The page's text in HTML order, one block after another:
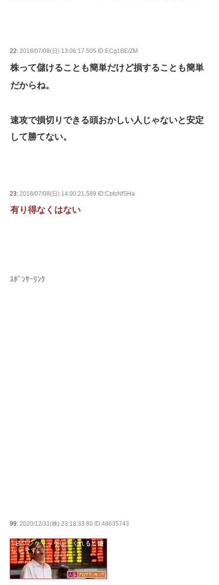
22: 2018/07/08(日) 13:06:17.505 ID:ECg1BE/ZM
株って儲けることも簡単だけど損することも簡単
だからね。
速攻で損切りできる頭おかしい人じゃないと安定
して勝てない。
23: 2018/07/08(日) 14:00:21.589 ID:CptcNfSHa
有り得なくはない
ｽﾎﾟﾝｻｰﾘﾝｸ
99: 2020/12/31(株) 23:18:33.80 ID:48635743